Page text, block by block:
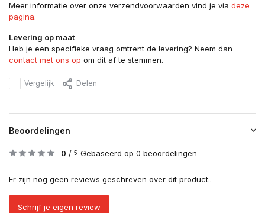
Meer informatie over onze verzendvoorwaarden vind je via deze
pagina.
Levering op maat
Heb je een specifieke vraag omtrent de levering? Neem dan
contact met ons op om dit af te stemmen.
Vergelijk Delen
Beoordelingen
0 / 5 Gebaseerd op 0 beoordelingen
Er zijn nog geen reviews geschreven over dit product..
Schrijf je eigen review